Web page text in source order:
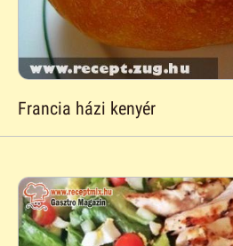
Francia házi kenyér